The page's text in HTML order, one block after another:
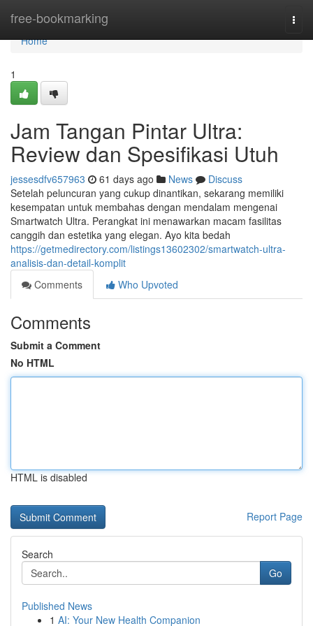
free-bookmarking
Home
Home
1
Jam Tangan Pintar Ultra:
Review dan Spesifikasi Utuh
jessesdfv657963 61 days ago News
Discuss
Setelah peluncuran yang cukup dinantikan, sekarang memiliki
kesempatan untuk membahas dengan mendalam mengenai
Smartwatch Ultra. Perangkat ini menawarkan macam fasilitas
canggih dan estetika yang elegan. Ayo kita bedah
https://getmedirectory.com/listings13602302/smartwatch-ultra-
analisis-dan-detail-komplit
Comments
Who Upvoted
Comments
Submit a Comment
No HTML
HTML is disabled
Report Page
Search
Go
Published News
1 AI: Your New Health Companion